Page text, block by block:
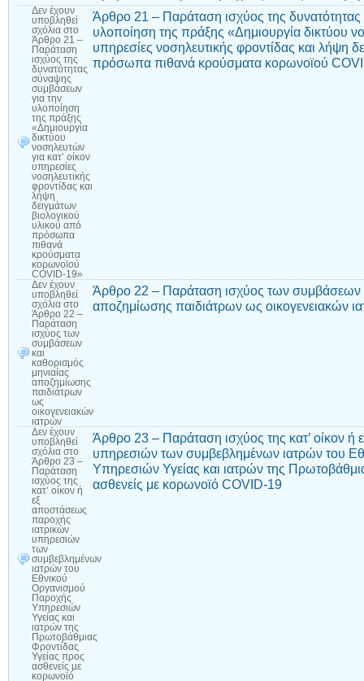
Δεν έχουν
υποβληθεί
σχόλια στο
Άρθρο 21 –
Παράταση
ισχύος της
δυνατότητας
σύναψης
συμβάσεων
για την
υλοποίηση
της πράξης
«Δημιουργία
δικτύου
νοσηλευτών
για κατ’ οίκον
υπηρεσίες
νοσηλευτικής
φροντίδας και
λήψη
δειγμάτων
βιολογικού
υλικού από
πρόσωπα
πιθανά
κρούσματα
κορωνοϊού
COVID-19»
Άρθρο 21 – Παράταση ισχύος της
υλοποίηση της πράξης «Δημιουργία δικτύου
υπηρεσίες νοσηλευτικής φροντίδας και λήψη
πρόσωπα πιθανά κρούσματα κορωνοϊού
Δεν έχουν
υποβληθεί
σχόλια στο
Άρθρο 22 –
Παράταση
ισχύος των
συμβάσεων
και
καθορισμός
μηνιαίας
αποζημίωσης
παιδιάτρων
ως
οικογενειακών
ιατρών
Άρθρο 22 – Παράταση ισχύος των συμβάσεων
αποζημίωσης παιδιάτρων ως οικογενειακών
Δεν έχουν
υποβληθεί
σχόλια στο
Άρθρο 23 –
Παράταση
ισχύος της
κατ’ οίκον ή
εξ
αποστάσεως
παροχής
ιατρικών
υπηρεσιών
των
συμβεβλημένων
ιατρών του
Εθνικού
Οργανισμού
Παροχής
Υπηρεσιών
Υγείας και
ιατρών της
Πρωτοβάθμιας
Φροντίδας
Υγείας προς
ασθενείς με
κορωνοϊό
Άρθρο 23 – Παράταση ισχύος της κατ’ οίκον
υπηρεσιών των συμβεβλημένων ιατρών του
Υπηρεσιών Υγείας και ιατρών της
ασθενείς με κορωνοϊό COVID-19